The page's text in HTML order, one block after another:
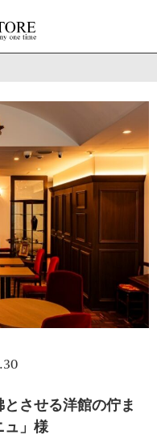
とさせる洋館の佇ま
ュ」様